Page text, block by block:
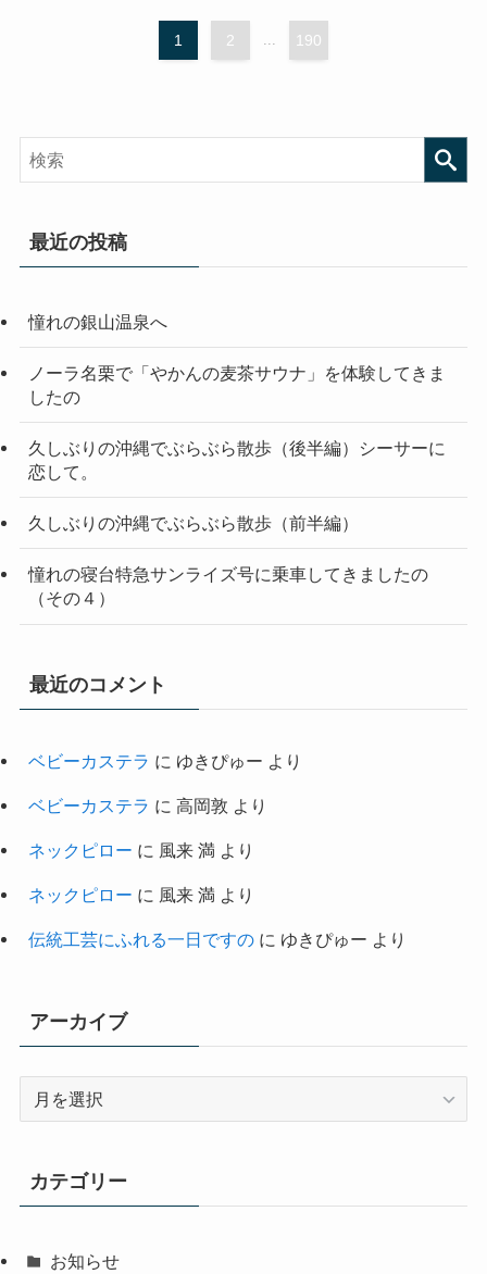
1 2 ... 190
最近の投稿
憧れの銀山温泉へ
ノーラ名栗で「やかんの麦茶サウナ」を体験してきま
したの
久しぶりの沖縄でぶらぶら散歩（後半編）シーサーに
恋して。
久しぶりの沖縄でぶらぶら散歩（前半編）
憧れの寝台特急サンライズ号に乗車してきましたの
（その４）
最近のコメント
ベビーカステラ に ゆきぴゅー より
ベビーカステラ に 高岡敦 より
ネックピロー に 風来 満 より
ネックピロー に 風来 満 より
伝統工芸にふれる一日ですのに ゆきぴゅー より
アーカイブ
ブ
カテゴリー
お知らせ